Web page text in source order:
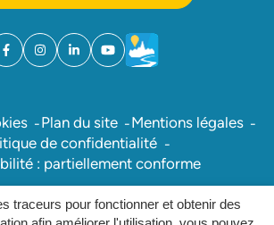
traceurs pour fonctionner et obtenir des
Facebook
(ouverture dans un nouvel onglet)
Instagram
(ouverture dans un nouvel onglet)
Linkedin
(ouverture dans un nouvel onglet)
YouTube
(ouverture dans un nouvel
Météo
(ouverture dans un
Plan du site
Mentions légales
de confidentialité
: partiellement conforme
Site réalisé parInovagora (ouverture dans un